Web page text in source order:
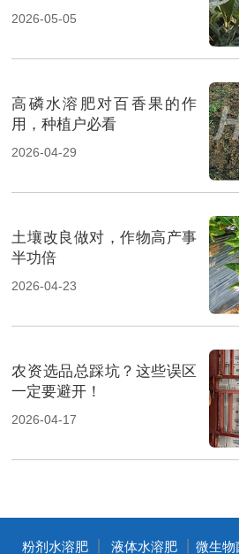
2026-05-05
高磷水溶肥对百香果的作
用，种植户必看
2026-04-29
土壤改良做对，作物高产事
半功倍
2026-04-23
农资选品总踩坑？这些误区
一定要避开！
2026-04-17
粉剂水溶肥 液体水溶肥 丨微生物